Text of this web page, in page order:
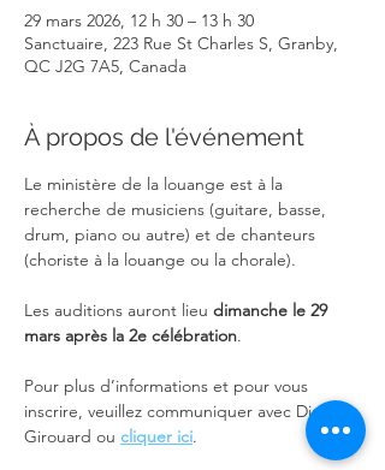
29 mars 2026, 12 h 30 – 13 h 30
Sanctuaire, 223 Rue St Charles S, Granby,
QC J2G 7A5, Canada
À propos de l'événement
Le ministère de la louange est à la
recherche de musiciens (guitare, basse,
drum, piano ou autre) et de chanteurs
(choriste à la louange ou la chorale).
Les auditions auront lieu dimanche le 29
mars après la 2e célébration.
Pour plus d’informations et pour vous
inscrire, veuillez communiquer avec Diane
Girouard ou cliquer ici.